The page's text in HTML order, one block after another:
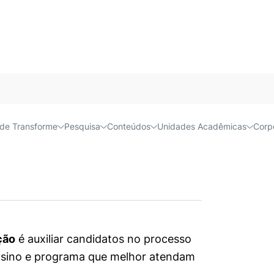
Transforme Pesquisa Conteúdos Unidades Acadêmicas
Coordenação | Cursos online
|
é auxiliar candidatos no processo
e programa que melhor atendam